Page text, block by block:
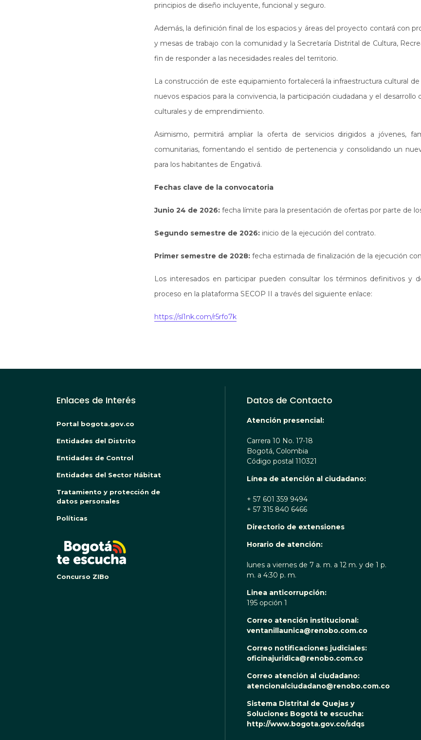
principios de diseño incluyente, funcional y seguro.
Además, la definición final de los espacios y áreas del proyecto contará con
y mesas de trabajo con la comunidad y la Secretaría Distrital de Cultura,
fin de responder a las necesidades reales del territorio.
La construcción de este equipamiento fortalecerá la infraestructura cultural de
nuevos espacios para la convivencia, la participación ciudadana y el desarrollo
culturales y de emprendimiento.
Asimismo, permitirá ampliar la oferta de servicios dirigidos a jóvenes,
comunitarias, fomentando el sentido de pertenencia y consolidando un
para los habitantes de Engativá.
Fechas clave de la convocatoria
Junio 24 de 2026: fecha límite para la presentación de ofertas por parte de
Segundo semestre de 2026: inicio de la ejecución del contrato.
Primer semestre de 2028: fecha estimada de finalización de la ejecución
Los interesados en participar pueden consultar los términos definitivos y
proceso en la plataforma SECOP II a través del siguiente enlace:
https://sl1nk.com/r5rfo7k
Enlaces de Interés
Portal bogota.gov.co
Entidades del Distrito
Entidades de Control
Entidades del Sector Hábitat
Tratamiento y protección de
datos personales
Políticas
Concurso ZIBo
Datos de Contacto
Atención presencial:
Carrera 10 No. 17-18
Bogotá, Colombia
Código postal 110321
Línea de atención al ciudadano:
+ 57 601 359 9494
+ 57 315 840 6466
Directorio de extensiones
Horario de atención:
lunes a viernes de 7 a. m. a 12 m. y de 1 p.
m. a 4:30 p. m.
Linea anticorrupción:
195 opción 1
Correo atención institucional:
ventanillaunica@renobo.com.co
Correo notificaciones judiciales:
oficinajuridica@renobo.com.co
Correo atención al ciudadano:
atencionalciudadano@renobo.com.co
Sistema Distrital de Quejas y
Soluciones Bogotá te escucha:
http://www.bogota.gov.co/sdqs